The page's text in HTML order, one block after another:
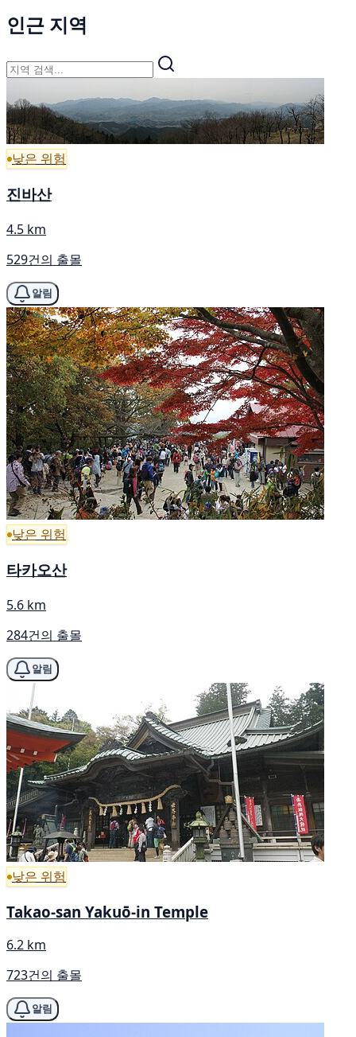
인근 지역
낮은 위험
진바산
4.5 km
529건의 출몰
알림
낮은 위험
타카오산
5.6 km
284건의 출몰
알림
낮은 위험
Takao-san Yakuō-in Temple
6.2 km
723건의 출몰
알림